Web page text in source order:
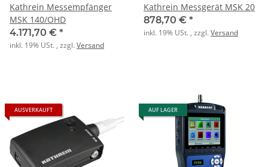
Kathrein Messempfänger
MSK 140/OHD
4.171,70 € *
inkl. 19% USt. , zzgl.Versand
Kathrein Messgerät MSK 20
878,70 € *
inkl. 19% USt. , zzgl.Versand
AUSVERKAUFT AUF LAGER